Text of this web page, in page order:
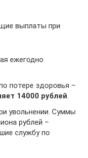
выплаты при
ежегодно
потере здоровья –
14000 рублей.
увольнении. Суммы
рублей –
службу по